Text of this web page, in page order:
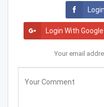
Login With Google
Your email